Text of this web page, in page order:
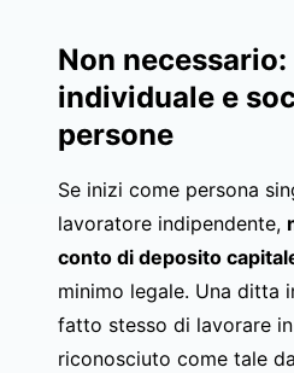
Non
individuale e
persone
Se inizi come persona
lavoratore indipendente,
conto di deposito
minimo legale. Una ditta
fatto stesso di lavorare
riconosciuto come tale